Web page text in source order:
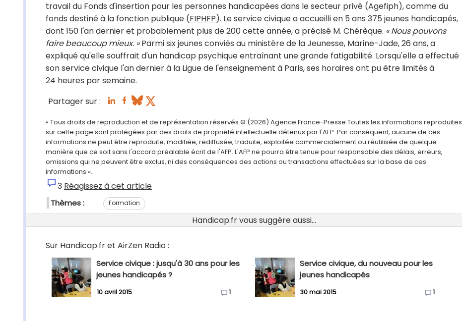
travail du Fonds d'insertion pour les personnes handicapées dans le secteur privé (Agefiph), comme du
fonds destiné à la fonction publique (FIPHFP). Le service civique a accueilli en 5 ans 375 jeunes handicapés,
dont 150 l'an dernier et probablement plus de 200 cette année, a précisé M. Chérèque. « Nous pouvons
faire beaucoup mieux. »Parmi six jeunes conviés au ministère de la Jeunesse, Marine-Jade, 26 ans, a
expliqué qu'elle souffrait d'un handicap psychique entraînant une grande fatigabilité. Lorsqu'elle a effectué
son service civique l'an dernier à la Ligue de l'enseignement à Paris, ses horaires ont pu être limités à
24 heures par semaine.
Partager sur :
« Tous droits de reproduction et de représentation réservés.© (2026) Agence France-Presse.Toutes les informations reproduites
sur cette page sont protégées par des droits de propriété intellectuelle détenus par l'AFP. Par conséquent, aucune de ces
informations ne peut être reproduite, modifiée, rediffusée, traduite, exploitée commercialement ou réutilisée de quelque
manière que ce soit sans l'accord préalable écrit de l'AFP. L'AFP ne pourra être tenue pour responsable des délais, erreurs,
omissions qui ne peuvent être exclus, ni des conséquences des actions ou transactions effectuées sur la base de ces
informations ».
3 Réagissez à cet article
Thèmes : Formation
Handicap.fr vous suggère aussi...
Sur Handicap.fr et AirZen Radio :
Service civique : jusqu'à 30 ans pour les
jeunes handicapés ?
10 avril 2015 1
Service civique, du nouveau pour les
jeunes handicapés
30 mai 2015 1